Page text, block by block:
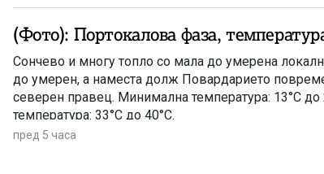
(Фото): Портокалова фаза,
Сончево и многу топло со мала до умерена
до умерен, а наместа долж Повардарието
северен правец. Минимална температура: 13°C
температура: 33°C до 40°C.
пред 5 часа